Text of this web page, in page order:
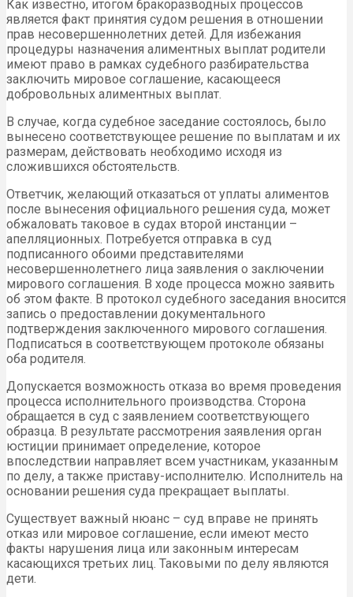
Как известно, итогом бракоразводных процессов
является факт принятия судом решения в отношении
прав несовершеннолетних детей. Для избежания
процедуры назначения алиментных выплат родители
имеют право в рамках судебного разбирательства
заключить мировое соглашение, касающееся
добровольных алиментных выплат.
В случае, когда судебное заседание состоялось, было
вынесено соответствующее решение по выплатам и их
размерам, действовать необходимо исходя из
сложившихся обстоятельств.
Ответчик, желающий отказаться от уплаты алиментов
после вынесения официального решения суда, может
обжаловать таковое в судах второй инстанции –
апелляционных. Потребуется отправка в суд
подписанного обоими представителями
несовершеннолетнего лица заявления о заключении
мирового соглашения. В ходе процесса можно заявить
об этом факте. В протокол судебного заседания вносится
запись о предоставлении документального
подтверждения заключенного мирового соглашения.
Подписаться в соответствующем протоколе обязаны
оба родителя.
Допускается возможность отказа во время проведения
процесса исполнительного производства. Сторона
обращается в суд с заявлением соответствующего
образца. В результате рассмотрения заявления орган
юстиции принимает определение, которое
впоследствии направляет всем участникам, указанным
по делу, а также приставу-исполнителю. Исполнитель на
основании решения суда прекращает выплаты.
Существует важный нюанс – суд вправе не принять
отказ или мировое соглашение, если имеют место
факты нарушения лица или законным интересам
касающихся третьих лиц. Таковыми по делу являются
дети.